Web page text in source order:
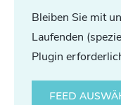
Bleiben Sie mit
Laufenden
Plugin
FEED